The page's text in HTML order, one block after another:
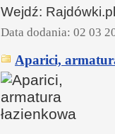
Wejdź: Rajdówki.pl
Data dodania: 02 03
Aparici,